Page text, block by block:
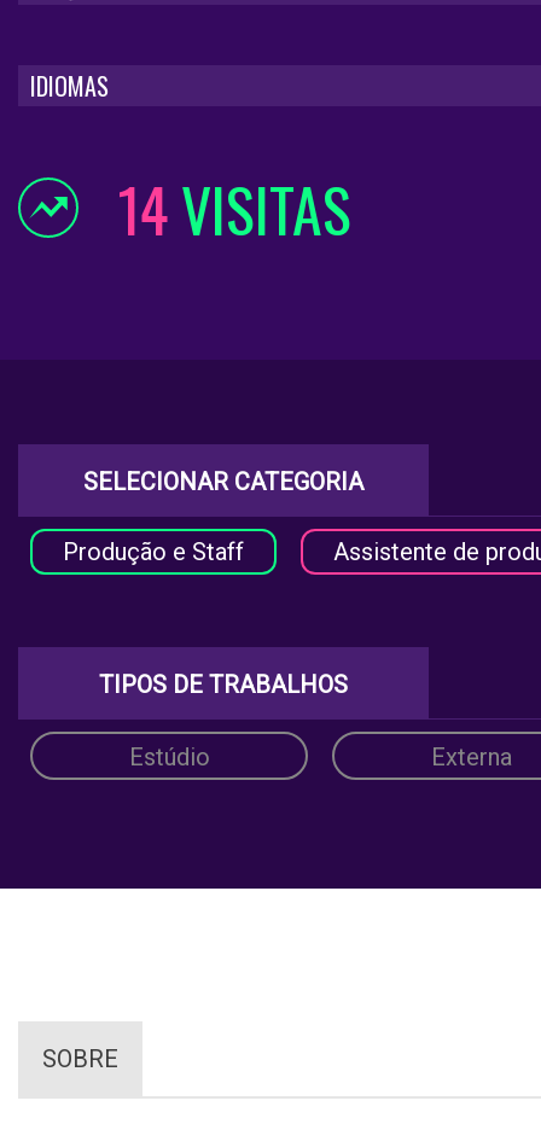
IDIOMAS
14VISITAS
SELECIONAR CATEGORIA
Produção e Staff Assistente de
TIPOS DE TRABALHOS
Estúdio Externa
SOBRE